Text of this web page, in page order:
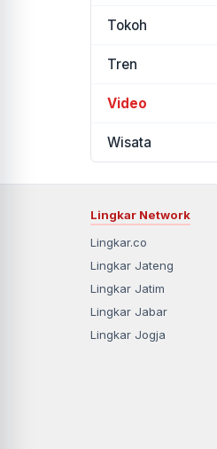
Tokoh
Tren
Video
Wisata
Lingkar Network
Lingkar.co
Lingkar Jateng
Lingkar Jatim
Lingkar Jabar
Lingkar Jogja